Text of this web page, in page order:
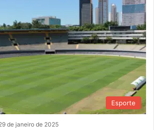
Esporte
de janeiro de 2025